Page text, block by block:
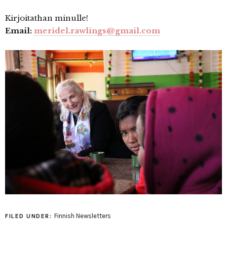
Kirjoitathan minulle!
Email: meridel.rawlings@gmail.com
FILED UNDER: Finnish Newsletters